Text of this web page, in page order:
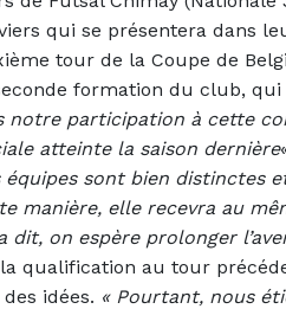
qui se présentera dans
tour de la Coupe de
formation du club,
notre participation à cette
atteinte la saison dernière
équipes sont bien distinctes
manière, elle recevra au
dit, on espère prolonger
qualification au tour
idées. « Pourtant, nous